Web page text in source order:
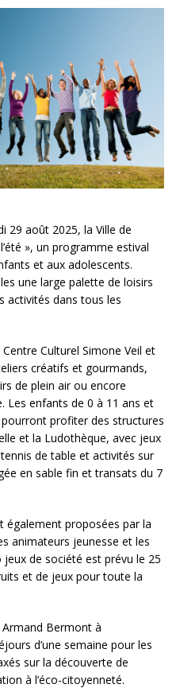
29 août 2025, la Ville de
», un programme estival
et aux adolescents.
une large palette de loisirs
activités dans tous les
Culturel Simone Veil et
créatifs et gourmands,
de plein air ou encore
Les enfants de 0 à 11 ans et
profiter des structures
et la Ludothèque, avec jeux
de table et activités sur
en sable fin et transats du 7
également proposées par la
animateurs jeunesse et les
de société est prévu le 25
et de jeux pour toute la
Bermont à
d’une semaine pour les
sur la découverte de
à l’éco-citoyenneté.